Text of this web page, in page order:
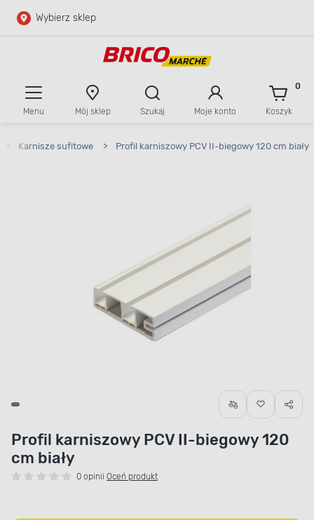
Przejdź do głównej zawartości
Wybierz sklep
Menu Mój sklep Szukaj Moje konto Koszyk
0
> Karnisze sufitowe > Profil karniszowy PCV II-biegowy 120 cm biały
Profil karniszowy PCV II-biegowy 120
cm biały
0 opinii Oceń produkt